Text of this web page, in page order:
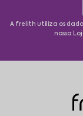
A frelith utiliza os
nossa